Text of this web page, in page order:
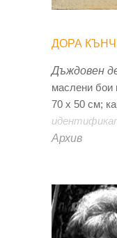
ДОРА
Дъждовен
маслени бои
70 х 50 см;
Архив